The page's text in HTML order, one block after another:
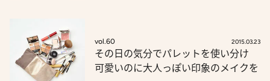
vol.60 2015.03.23
その日の気分でパレットを使い分け
可愛いのに大人っぽい印象のメイクを